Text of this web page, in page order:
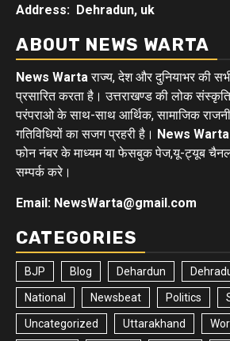
Address: Dehradun, uk
ABOUT NEWS WARTA
News Wartaराज्य, देश और दुनियाभर की
प्रसारित करता है। उत्तराखण्ड की लोक
परंपराओ के साथ-साथ आर्थिक, सामाजिक
गतिविधियों का सजग प्रहरी है। News Warta
फोन नंबर के माध्यम या फेसबुक पेज,यू-ट्यूब
सम्पर्क करे।
Email: NewsWarta@gmail.com
CATEGORIES
BJP Blog Dehardun
National Newsbeat Politics
Uncategorized Uttarakhand